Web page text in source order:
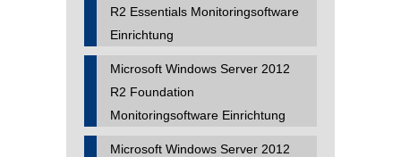
R2 Essentials Monitoringsoftware
Einrichtung
Microsoft Windows Server 2012
R2 Foundation
Monitoringsoftware Einrichtung
Microsoft Windows Server 2012